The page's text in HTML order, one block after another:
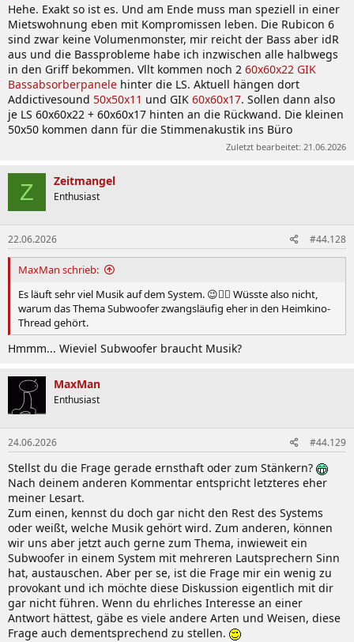
Hehe. Exakt so ist es. Und am Ende muss man speziell in einer
Mietswohnung eben mit Kompromissen leben. Die Rubicon 6
sind zwar keine Volumenmonster, mir reicht der Bass aber idR
aus und die Bassprobleme habe ich inzwischen alle halbwegs
in den Griff bekommen. Vllt kommen noch 2 60x60x22 GIK
Bassabsorberpanele hinter die LS. Aktuell hängen dort
Addictivesound 50x50x11 und GIK 60x60x17. Sollen dann also
je LS 60x60x22 + 60x60x17 hinten an die Rückwand. Die kleinen
50x50 kommen dann für die Stimmenakustik ins Büro
Zuletzt bearbeitet: 21.06.2026
Z Zeitmangel
Enthusiast
22.06.2026 #44.128
MaxMan schrieb:
Es läuft sehr viel Musik auf dem System. 😉🤷‍♂️ Wüsste also nicht,
warum das Thema Subwoofer zwangsläufig eher in den Heimkino-
Thread gehört.
Hmmm... Wieviel Subwoofer braucht Musik?
MaxMan
Enthusiast
24.06.2026 #44.129
Stellst du die Frage gerade ernsthaft oder zum Stänkern?
Nach deinem anderen Kommentar entspricht letzteres eher
meiner Lesart.
Zum einen, kennst du doch gar nicht den Rest des Systems
oder weißt, welche Musik gehört wird. Zum anderen, können
wir uns aber jetzt auch gerne zum Thema, inwieweit ein
Subwoofer in einem System mit mehreren Lautsprechern Sinn
hat, austauschen. Aber per se, ist die Frage mir ein wenig zu
provokant und ich möchte diese Diskussion eigentlich mit dir
gar nicht führen. Wenn du ehrliches Interesse an einer
Antwort hättest, gäbe es viele andere Arten und Weisen, diese
Frage auch dementsprechend zu stellen.